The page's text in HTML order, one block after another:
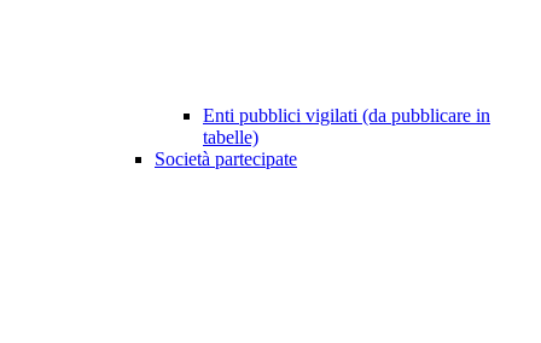
Enti pubblici vigilati (da pubblicare in
tabelle)
Società partecipate